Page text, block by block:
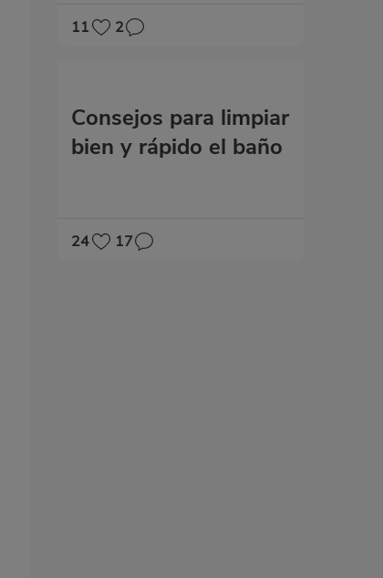
11 2
Consejos para limpiar
bien y rápido el baño
24 17